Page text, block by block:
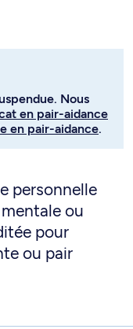
Nous
en pair-aidance
en pair-aidance.
personnelle
ou
pour
ou pair